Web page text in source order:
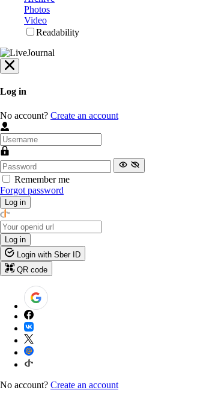
Photos
Video
Readability
Log in
No account? Create an account
Remember me
Forgot password
Log in
Log in
Login with Sber ID
QR code
No account? Create an account